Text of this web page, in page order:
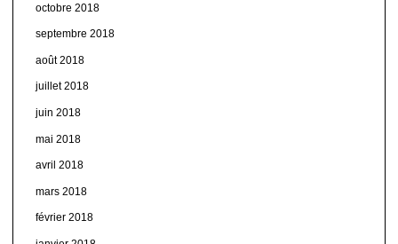
octobre 2018
septembre 2018
août 2018
juillet 2018
juin 2018
mai 2018
avril 2018
mars 2018
février 2018